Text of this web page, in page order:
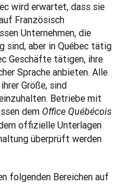
wird erwartet, dass sie
Französisch
Unternehmen, die
sind, aber in Québec tätig
Geschäfte tätigen, ihre
Sprache anbieten. Alle
Größe, sind
Betriebe mit
dem Office Québécois
offizielle Unterlagen
überprüft werden
folgenden Bereichen auf